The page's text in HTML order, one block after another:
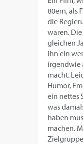
80ern, als
die
waren.
gleichen
ihn ein
irgendwie
macht.
Humor,
ein nettes
was
haben
machen.